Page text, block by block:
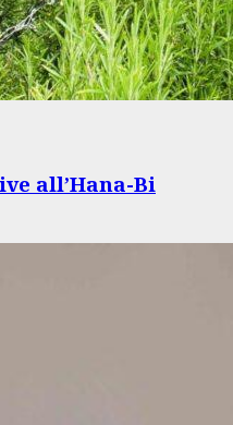
all’Hana-Bi